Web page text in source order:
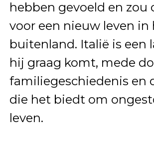
hebben gevoeld en zou
voor een nieuw leven in
buitenland. Italië is een
hij graag komt, mede
familiegeschiedenis en
die het biedt om
leven.